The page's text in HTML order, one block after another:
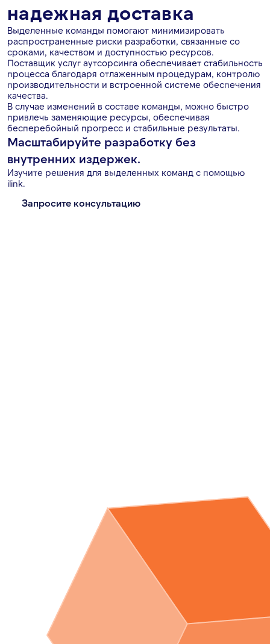
надежная доставка
Выделенные команды помогают минимизировать
распространенные риски разработки, связанные со
сроками, качеством и доступностью ресурсов.
Поставщик услуг аутсорсинга обеспечивает стабильность
процесса благодаря отлаженным процедурам, контролю
производительности и встроенной системе обеспечения
качества.
В случае изменений в составе команды, можно быстро
привлечь заменяющие ресурсы, обеспечивая
бесперебойный прогресс и стабильные результаты.
Масштабируйте разработку без
внутренних издержек.
Изучите решения для выделенных команд с помощью
ilink.
Запросите консультацию